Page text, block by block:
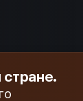
стране.